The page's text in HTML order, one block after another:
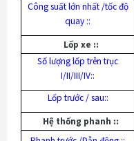
Công suất lớn nhất /tốc độ
quay ::
Lốp xe ::
Số lượng lốp trên trục
I/II/III/IV::
Lốp trước / sau::
Hệ thống phanh ::